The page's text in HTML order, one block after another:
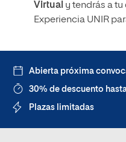
Virtual y tendrás a
Experiencia UNIR
Abierta próxima
30% de descuento
Plazas limitadas